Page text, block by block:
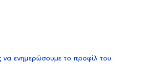
να ενημερώσουμε το προφίλ του